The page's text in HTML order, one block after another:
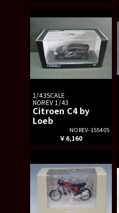
1/43SCALE
NOREV 1/43
Citroen C4 by
Loeb
NOREV-155405
￥6,160